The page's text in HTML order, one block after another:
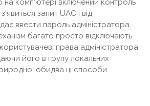
запит UAC і від
ввести пароль адміністратора.
багато просто відключають
права адміністратора
його в групу локальних
обидва ці способи